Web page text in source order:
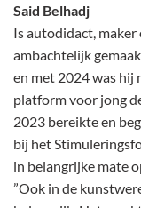
Said Belhadj
Is autodidact, maker
ambachtelijk
en met 2024 was hij
platform voor jong
2023 bereikte en
bij het
in belangrijke mate
”Ook in de